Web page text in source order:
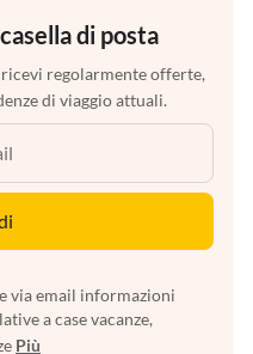
di posta
regolarmente offerte,
di viaggio attuali.
via email informazioni
a case vacanze,
Più